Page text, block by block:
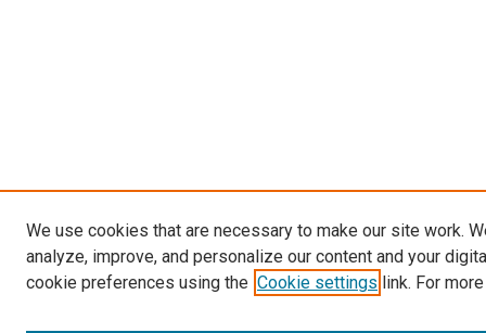
We use cookies that are necessary to make our site work.
analyze, improve, and personalize our content and your
cookie preferences using the Cookie settings link. For